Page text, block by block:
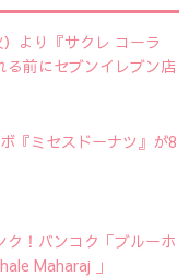
より『サクレ コーラ
る前にセブンイレブン店
『ミセスドーナツ』が8
ク！バンコク「ブルーホ
Maharaj 」